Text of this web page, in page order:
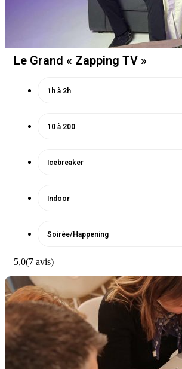
Le Grand « Zapping TV »
1h à 2h
10 à 200
Icebreaker
Indoor
Soirée/Happening
5,0(7 avis)